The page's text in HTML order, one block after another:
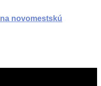
novomestskú